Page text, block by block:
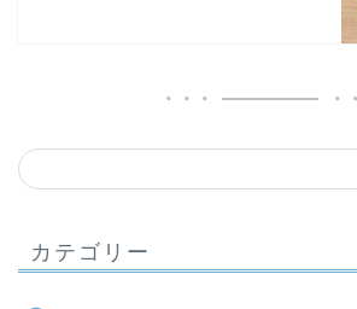
カテゴリー